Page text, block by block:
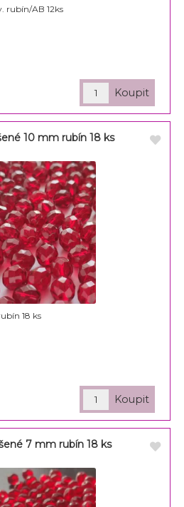
rubín/AB 12ks
10 mm rubín 18 ks
18 ks
7 mm rubín 18 ks